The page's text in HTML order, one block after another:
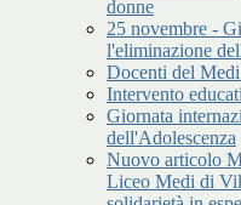
donne
25 novembre -
l'eliminazione
Docenti del
Intervento
Giornata
dell'Adolescenza
Nuovo articolo
Liceo Medi di